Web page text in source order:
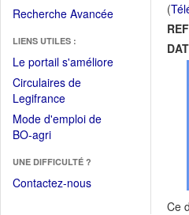
Recherche Avancée
LIENS UTILES :
Le portail s'améliore(Fichier
Circulaires de
Legifrance(Ouvrir
dans
une
fenêtre)
Mode d'emploi de
BO-agri(Ouvrir
une
nouvelle
UNE DIFFICULTÉ ?
Contactez-nous
(
Ce